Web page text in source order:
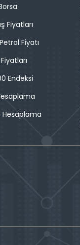
Fiyatları
Fiyatı
Endeksi
Hesaplama